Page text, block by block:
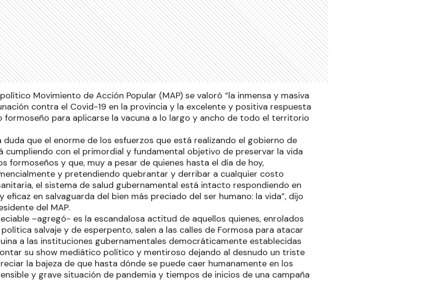
Movimiento de Acción Popular (MAP) se valoró “la inmensa y masiva
contra el Covid-19 en la provincia y la excelente y positiva respuesta
formoseño para aplicarse la vacuna a lo largo y ancho de todo el territorio
duda que el enorme de los esfuerzos que está realizando el gobierno de
cumpliendo con el primordial y fundamental objetivo de preservar la vida
formoseños y que, muy a pesar de quienes hasta el día de hoy,
y pretendiendo quebrantar y derribar a cualquier costo
el sistema de salud gubernamental está intacto respondiendo en
eficaz en salvaguarda del bien más preciado del ser humano: la vida”, dijo
del MAP.
–agregó- es la escandalosa actitud de aquellos quienes, enrolados
salvaje y de esperpento, salen a las calles de Formosa para atacar
a las instituciones gubernamentales democráticamente establecidas
su show mediático político y mentiroso dejando al desnudo un triste
la bajeza de que hasta dónde se puede caer humanamente en los
y grave situación de pandemia y tiempos de inicios de una campaña